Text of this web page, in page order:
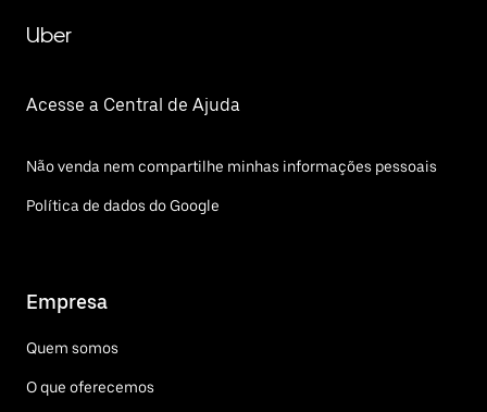
Uber
Acesse a Central de Ajuda
Não venda nem compartilhe minhas informações pessoais
Política de dados do Google
Empresa
Quem somos
O que oferecemos